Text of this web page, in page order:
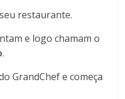
restaurante.
e logo chamam o
.
GrandChef e começa